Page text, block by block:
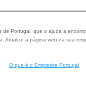
de Portugal, que o ajuda a
Atualize a página web da sua
O que é o Empresite Portugal